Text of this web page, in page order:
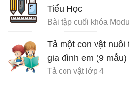
Tiểu Học
Tả một con vật nuôi
gia đình em (9 mẫu)
Tả con vật lớp 4